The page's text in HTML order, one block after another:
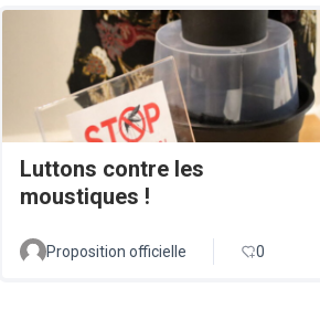
Luttons contre les
moustiques !
Proposition officielle 0